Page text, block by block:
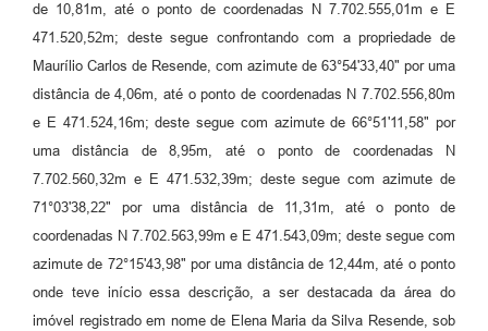
Prestação de Contas Secretaria de Educação
de 10,81m, até o ponto de coordenadas N 7.702.555,01m e E
471.520,52m; deste segue confrontando com a propriedade de
Maurílio Carlos de Resende, com azimute de 63°54'33,40" por uma
distância de 4,06m, até o ponto de coordenadas N 7.702.556,80m
e E 471.524,16m; deste segue com azimute de 66°51'11,58" por
uma distância de 8,95m, até o ponto de coordenadas N
7.702.560,32m e E 471.532,39m; deste segue com azimute de
71°03'38,22" por uma distância de 11,31m, até o ponto de
coordenadas N 7.702.563,99m e E 471.543,09m; deste segue com
azimute de 72°15'43,98" por uma distância de 12,44m, até o ponto
onde teve início essa descrição, a ser destacada da área do
imóvel registrado em nome de Elena Maria da Silva Resende, sob